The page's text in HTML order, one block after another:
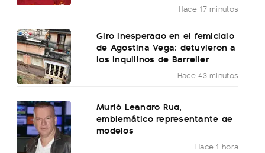
Hace 17 minutos
Giro inesperado en el femicidio
de Agostina Vega: detuvieron a
los inquilinos de Barrelier
Hace 43 minutos
Murió Leandro Rud,
emblemático representante de
modelos
Hace 1 hora